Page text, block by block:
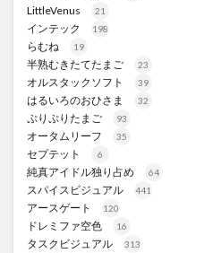
LittleVenus 21
インテック 198
らむね 19
半熟むきたてたまご 23
オルスタックソフト 39
はるいろのおひさま 32
ぷりぷりたまご 93
オータムリーフ 35
セプテット 6
純真アイドル独り占め 64
スパイスビジュアル 441
アースゲート 120
ドレミファ空色 16
タスクビジュアル 313